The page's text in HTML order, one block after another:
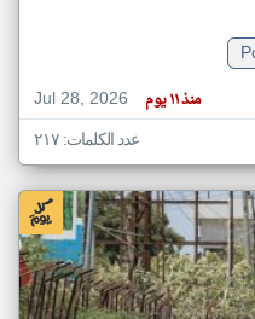
Jul 28, 2026
منذ ١١ يوم
عدد الكلمات: ٢١٧